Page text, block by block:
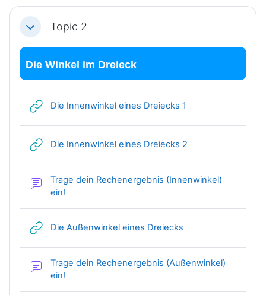
Einklappen
Topic 2
Die Winkel im Dreieck
Die Innenwinkel eines Dreiecks 1
Die Innenwinkel eines Dreiecks 2
Trage dein Rechenergebnis (Innenwinkel)
ein!
Die Außenwinkel eines Dreiecks
Trage dein Rechenergebnis (Außenwinkel)
ein!